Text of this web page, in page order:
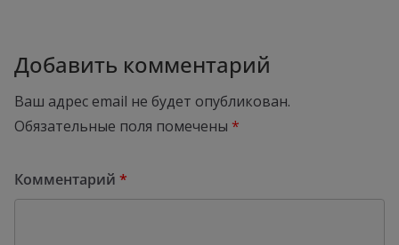
Добавить комментарий
Ваш адрес email не будет опубликован.
Обязательные поля помечены *
Комментарий *